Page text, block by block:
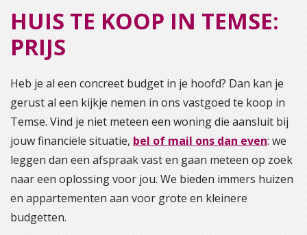
HUIS TE KOOP IN TEMSE:
PRIJS
Heb je al een concreet budget in je hoofd? Dan kan je
gerust al een kijkje nemen in ons vastgoed te koop in
Temse. Vind je niet meteen een woning die aansluit bij
jouw financiële situatie, bel of mail ons dan even: we
leggen dan een afspraak vast en gaan meteen op zoek
naar een oplossing voor jou. We bieden immers huizen
en appartementen aan voor grote en kleinere
budgetten.